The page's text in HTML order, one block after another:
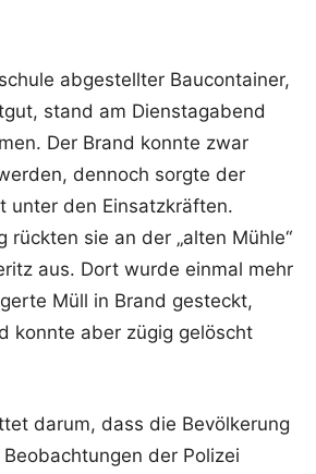
abgestellter Baucontainer,
stand am Dienstagabend
Der Brand konnte zwar
dennoch sorgte der
unter den Einsatzkräften.
rückten sie an der „alten Mühle“
aus. Dort wurde einmal mehr
Müll in Brand gesteckt,
konnte aber zügig gelöscht
darum, dass die Bevölkerung
der Polizei